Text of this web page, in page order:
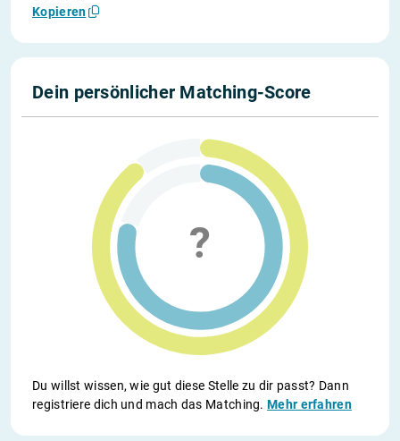
Kopieren
Dein persönlicher Matching-Score
Du willst wissen, wie gut diese Stelle zu dir passt? Dann
registriere dich und mach das Matching.Mehr erfahren